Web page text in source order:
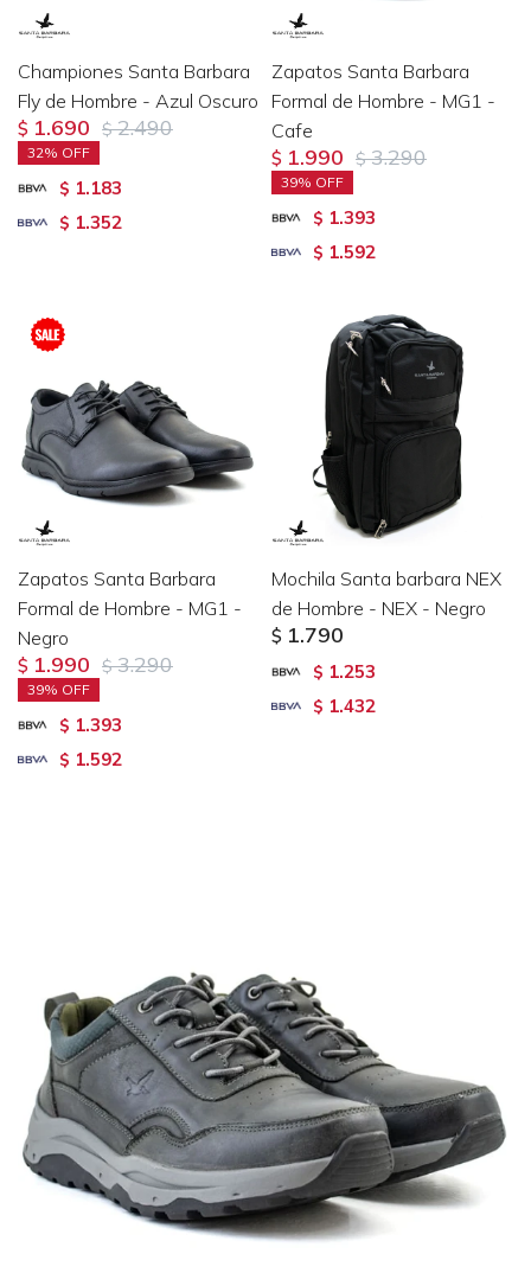
Championes Santa Barbara
Fly de Hombre - Azul Oscuro
$ 1.690 $ 2.490
32
$ 1.183
$ 1.352
Zapatos Santa Barbara
Formal de Hombre - MG1 -
Cafe
$ 1.990 $ 3.290
39
$ 1.393
$ 1.592
Zapatos Santa Barbara
Formal de Hombre - MG1 -
Negro
$ 1.990 $ 3.290
39
$ 1.393
$ 1.592
Mochila Santa barbara NEX
de Hombre - NEX - Negro
$ 1.790
$ 1.253
$ 1.432